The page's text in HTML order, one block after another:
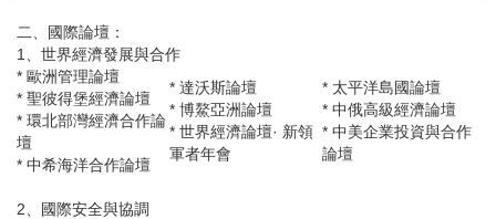
二、國際論壇：
1、世界經濟發展與合作
* 歐洲管理論壇
* 聖彼得堡經濟論壇
* 環北部灣經濟合作論
壇
* 中希海洋合作論壇
* 達沃斯論壇
* 博鰲亞洲論壇
* 世界經濟論壇· 新領
軍者年會
* 太平洋島國論壇
* 中俄高級經濟論壇
* 中美企業投資與合作
論壇
2、國際安全與協調